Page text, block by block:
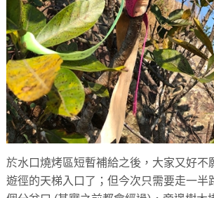
於水口燒烤區短暫補給之後，大家又好不
遊徑的天梯入口了；但今次只需要走一半